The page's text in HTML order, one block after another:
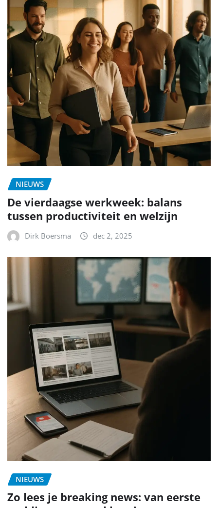
NIEUWS
De vierdaagse werkweek: balans
tussen productiviteit en welzijn
Dirk Boersma dec 2, 2025
NIEUWS
Zo lees je breaking news: van eerste